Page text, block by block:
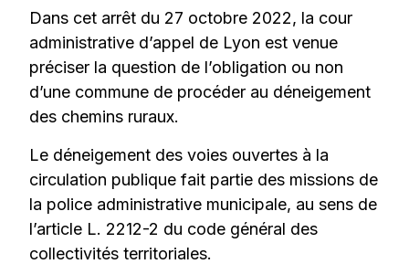
Dans cet arrêt du 27 octobre 2022, la cour
administrative d’appel de Lyon est venue
préciser la question de l’obligation ou non
d’une commune de procéder au déneigement
des chemins ruraux.
Le déneigement des voies ouvertes à la
circulation publique fait partie des missions de
la police administrative municipale, au sens de
l’article L. 2212-2 du code général des
collectivités territoriales.